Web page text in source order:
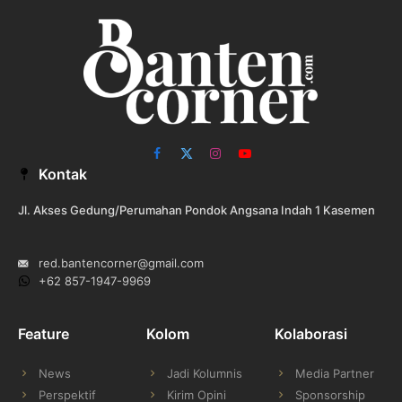
Facebook
X
InstagramYouTube
Kontak
Jl. Akses Gedung/Perumahan Pondok Angsana Indah 1 Kasemen
red.bantencorner@gmail.com
+62 857-1947-9969
Feature
News
Perspektif
Kolom
Jadi Kolumnis
Kirim Opini
Kolaborasi
Media Partner
Sponsorship